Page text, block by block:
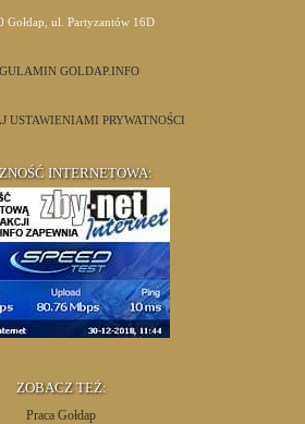
Gołdap, ul. Partyzantów 16D
GOLDAP.INFO
USTAWIENIAMI PRYWATNOŚCI
INTERNETOWA:
ZOBACZ TEŻ:
Praca Gołdap